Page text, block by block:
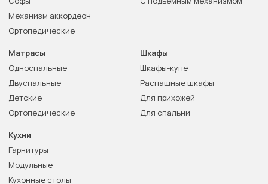
Механизм аккордеон
Ортопедические
Матрасы
Односпальные
Двуспальные
Детские
Ортопедические
Шкафы
Шкафы-купе
Распашные шкафы
Для прихожей
Для спальни
Кухни
Гарнитуры
Модульные
Кухонные столы